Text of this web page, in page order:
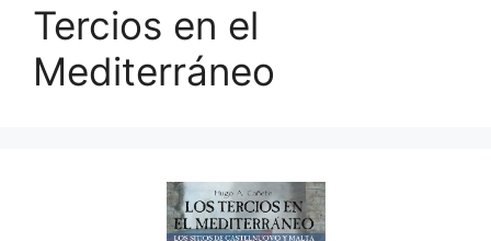
Tercios en el
Mediterráneo